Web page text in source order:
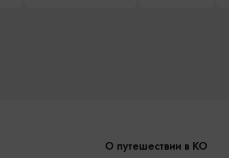
О путешествии в КО